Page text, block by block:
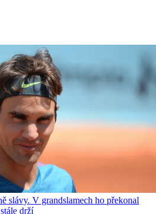
slávy. V grandslamech ho překonal
drží